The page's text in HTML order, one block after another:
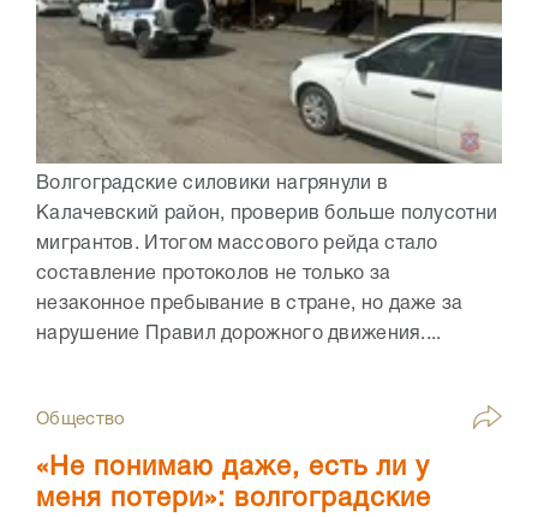
Волгоградские силовики нагрянули в
Калачевский район, проверив больше полусотни
мигрантов. Итогом массового рейда стало
составление протоколов не только за
незаконное пребывание в стране, но даже за
нарушение Правил дорожного движения....
Общество
«Не понимаю даже, есть ли у
меня потери»: волгоградские